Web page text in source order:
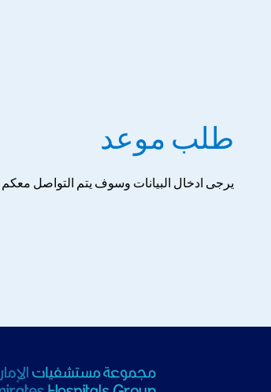
طلب موعد
يرجى ادخال البيانات وسوف يتم التواصل